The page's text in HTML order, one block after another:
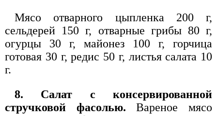
Мясо отварного цыпленка 200 г,
сельдерей 150 г, отварные грибы 80 г,
огурцы 30 г, майонез 100 г, горчица
готовая 30 г, редис 50 г, листья салата 10
г.
8. Салат с консервированной
стручковой фасолью. Вареное мясо